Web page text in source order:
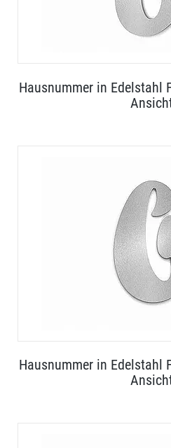
Hausnummer in Edelstahl
Hausnummer in Edelstahl